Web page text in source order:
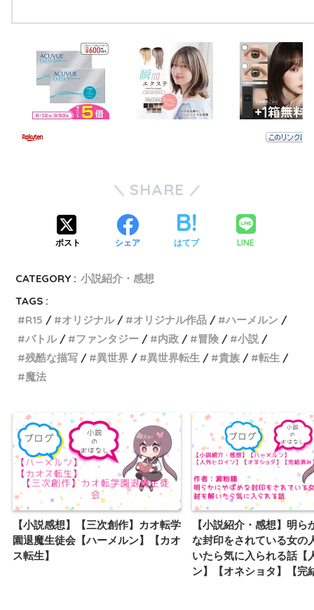
SHARE
ポスト シェア はてブ LINE
CATEGORY : 小説紹介・感想
TAGS :
R15
オリジナル オリジナル作品
ハーメルン
バトル
ファンタジー 内政 冒険
小説
残酷な描写
異世界 異世界転生 貴族
転生
魔法
【小説感想】【三次創作】カオ転学
園退魔生徒会【ハーメルン】【カオ
ス転生】
【小説紹介・感想】明ら
な封印をされている女の
いたら気に入られる話【
ン】【オネショタ】【完